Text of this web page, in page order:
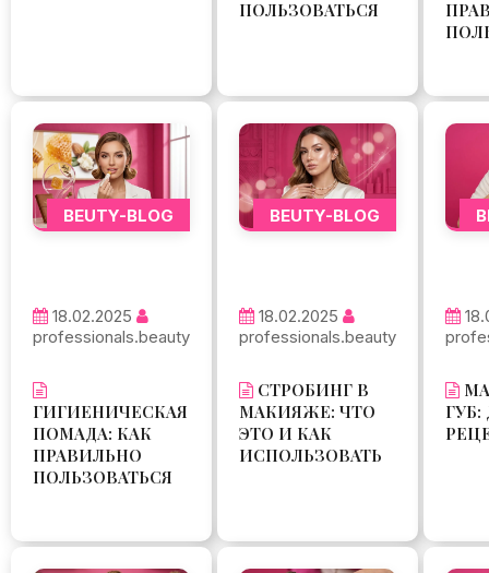
ПОЛЬЗОВАТЬСЯ
BEUTY-BLOG
18.02.2025
professionals.beauty
ГИГИЕНИЧЕСКАЯ
ПОМАДА: КАК
ПРАВИЛЬНО
ПОЛЬЗОВАТЬСЯ
BEUTY-BLOG
18.02.2025
professionals.beauty
СТРОБИНГ В
МАКИЯЖЕ: ЧТО
ЭТО И КАК
ИСПОЛЬЗОВАТЬ